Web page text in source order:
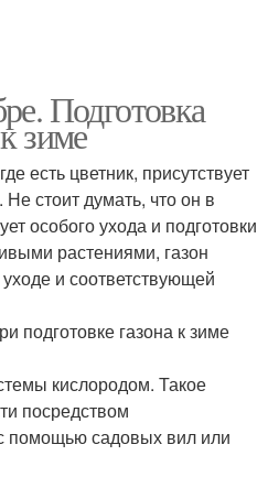
Подготовка
зиме
есть цветник, присутствует
стоит думать, что он в
особого ухода и подготовки
растениями, газон
и соответствующей
подготовке газона к зиме
кислородом. Такое
посредством
помощью садовых вил или